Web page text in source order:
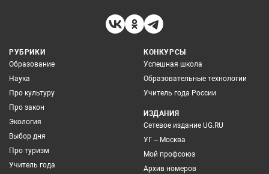
РУБРИКИ
Образование
Наука
Про культуру
Про закон
Экология
Выбор дня
Про туризм
Учитель года
КОНКУРСЫ
Успешная школа
Образовательные технологии
Учитель года России
ИЗДАНИЯ
Сетевое издание UG.RU
УГ – Москва
Мой профсоюз
Архив номеров